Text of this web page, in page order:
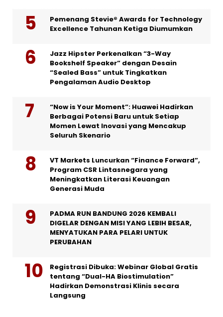
Pemenang Stevie® Awards for Technology
Excellence Tahunan Ketiga Diumumkan
Jazz Hipster Perkenalkan “3-Way
Bookshelf Speaker” dengan Desain
“Sealed Bass” untuk Tingkatkan
Pengalaman Audio Desktop
“Now is Your Moment”: Huawei Hadirkan
Berbagai Potensi Baru untuk Setiap
Momen Lewat Inovasi yang Mencakup
Seluruh Skenario
VT Markets Luncurkan “Finance Forward”,
Program CSR Lintasnegara yang
Meningkatkan Literasi Keuangan
Generasi Muda
PADMA RUN BANDUNG 2026 KEMBALI
DIGELAR DENGAN MISI YANG LEBIH BESAR,
MENYATUKAN PARA PELARI UNTUK
PERUBAHAN
Registrasi Dibuka: Webinar Global Gratis
tentang “Dual-HA Biostimulation”
Hadirkan Demonstrasi Klinis secara
Langsung